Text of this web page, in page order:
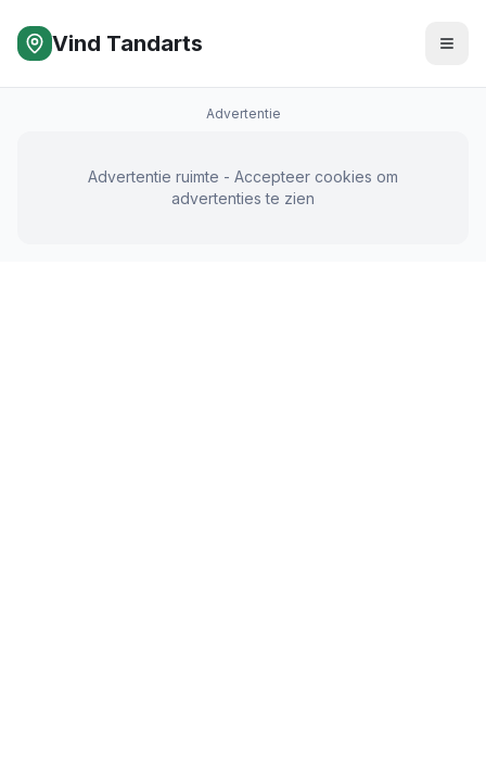
Vind Tandarts
Advertentie
Advertentie ruimte - Accepteer cookies om
advertenties te zien